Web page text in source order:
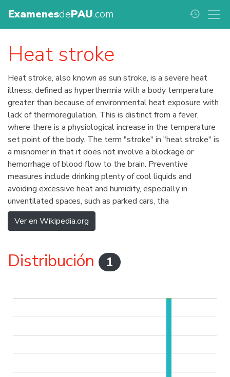
ExamenesdePAU.com history
Heat stroke
Heat stroke, also known as sun stroke, is a severe heat
illness, defined as hyperthermia with a body temperature
greater than because of environmental heat exposure with
lack of thermoregulation. This is distinct from a fever,
where there is a physiological increase in the temperature
set point of the body. The term "stroke" in "heat stroke" is
a misnomer in that it does not involve a blockage or
hemorrhage of blood flow to the brain. Preventive
measures include drinking plenty of cool liquids and
avoiding excessive heat and humidity, especially in
unventilated spaces, such as parked cars, tha
Ver en Wikipedia.org
Distribución 1